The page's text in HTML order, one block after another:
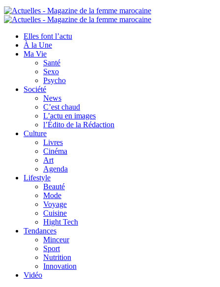
Elles font l’actu
À la Une
Ma Vie
Santé
Sexo
Psycho
Société
News
C’est chaud
L’actu en images
l’Édito de la Rédaction
Culture
Livres
Cinéma
Art
Agenda
Lifestyle
Beauté
Mode
Voyage
Cuisine
Hight Tech
Tendances
Minceur
Sport
Nutrition
Innovation
Vidéo